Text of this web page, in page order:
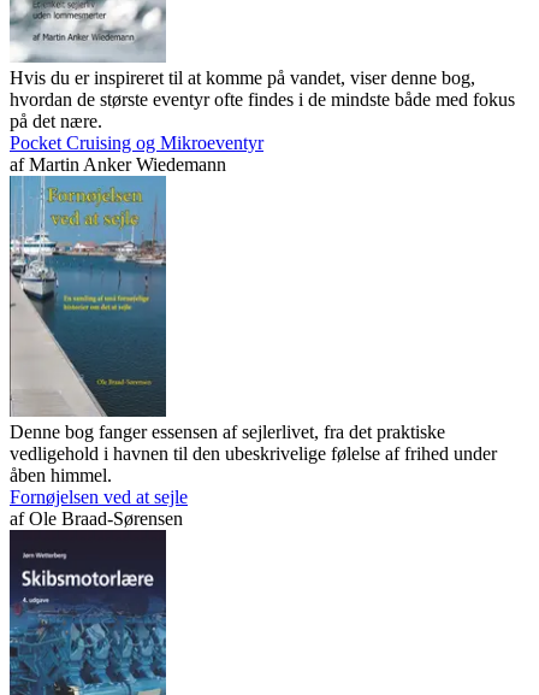
Hvis du er inspireret til at komme på vandet, viser denne bog,
hvordan de største eventyr ofte findes i de mindste både med fokus
på det nære.
Pocket Cruising og Mikroeventyr
afMartin Anker Wiedemann
Denne bog fanger essensen af sejlerlivet, fra det praktiske
vedligehold i havnen til den ubeskrivelige følelse af frihed under
åben himmel.
Fornøjelsen ved at sejle
afOle Braad-Sørensen